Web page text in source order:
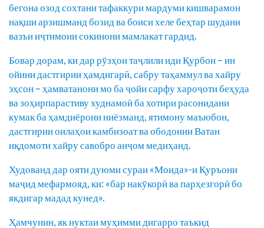
бегона озод сохтани тафаккури мардуми кишварамон
нақши арзишманд бозид ва боиси хеле беҳтар шудани
вазъи иҷтимоии сокинони мамлакат гардид.
Бовар дорам, ки дар рӯзҳои таҷлили иди Қурбон – ин
ойини дастгирии ҳамдигарӣ, сабру таҳаммул ва хайру
эҳсон – ҳамватанони мо ба ҷойи сарфу хароҷоти беҳуда
ва зоҳирпарастиву худнамоӣ ба хотири расонидани
кумак ба ҳамдиёрони ниёзманд, ятимону маъюбон,
дастгирии оилаҳои камбизоат ва ободонии Ватан
иқдомоти хайру савобро анҷом медиҳанд.
Худованд дар ояти дуюми сураи «Моида»-и Қуръони
маҷид мефармояд, ки: «бар накӯкорӣ ва парҳезгорӣ бо
якдигар мадад кунед».
Ҳамчунин, як нуктаи муҳимми дигарро таъкид